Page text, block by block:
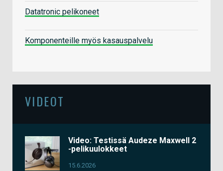
Datatronic pelikoneet
Komponenteille myös kasauspalvelu
VIDEOT
Video: Testissä Audeze Maxwell 2
-pelikuulokkeet
15.6.2026